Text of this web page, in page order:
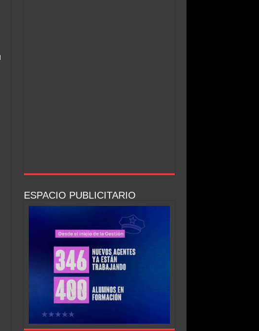
ESPACIO PUBLICITARIO